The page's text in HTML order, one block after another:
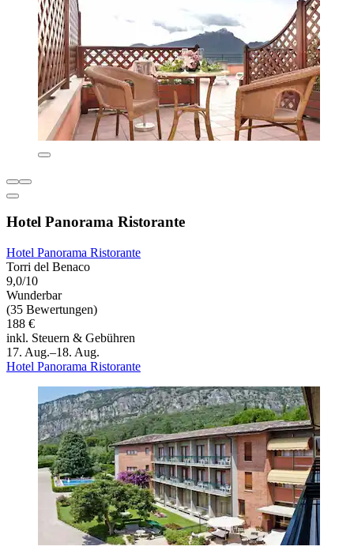
Hotel Panorama Ristorante
Hotel Panorama Ristorante
Torri del Benaco
9,0/10
Wunderbar
(35 Bewertungen)
188 €
inkl. Steuern & Gebühren
17. Aug.–18. Aug.
Hotel Panorama Ristorante